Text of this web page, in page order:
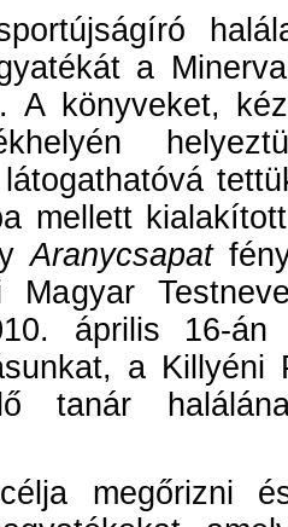
a
A könyveket,
mellett
Aranycsapat
április 16-án
a Killyéni
tanár
célja megőrizni